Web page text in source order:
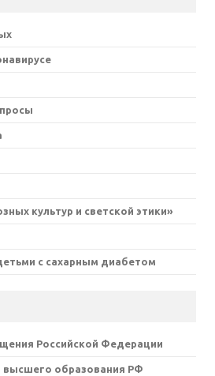
культур и светской этики»
с сахарным диабетом
Российской Федерации
высшего образования РФ